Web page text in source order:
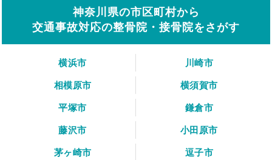
神奈川県の市区町村から
交通事故対応の整骨院・接骨院をさがす
横浜市
川崎市
相模原市
横須賀市
平塚市
鎌倉市
藤沢市
小田原市
茅ヶ崎市
逗子市